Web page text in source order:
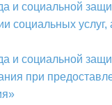
и социальной
социальных
и социальной
при